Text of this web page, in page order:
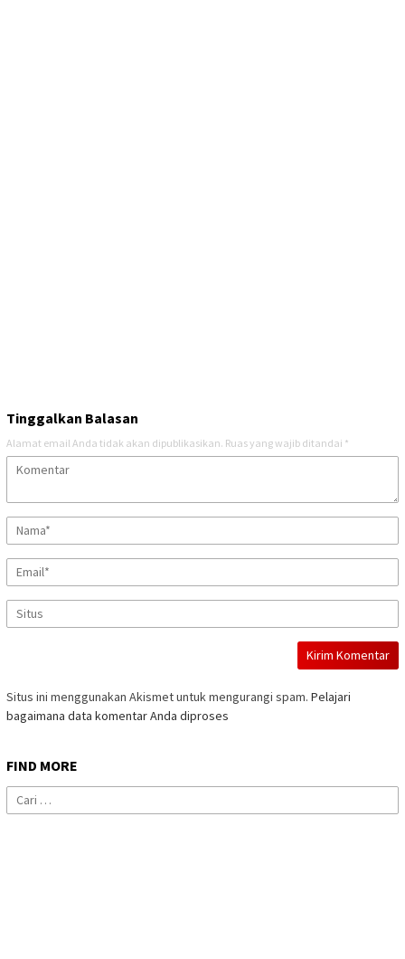
Tinggalkan Balasan
Alamat email Anda tidak akan dipublikasikan. Ruas yang wajib ditandai *
Situs ini menggunakan Akismet untuk mengurangi spam. Pelajari
bagaimana data komentar Anda diproses
FIND MORE
Cari
untuk: